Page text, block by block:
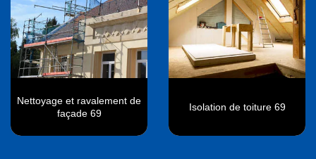
Nettoyage et ravalement de
façade 69
Isolation de toiture 69